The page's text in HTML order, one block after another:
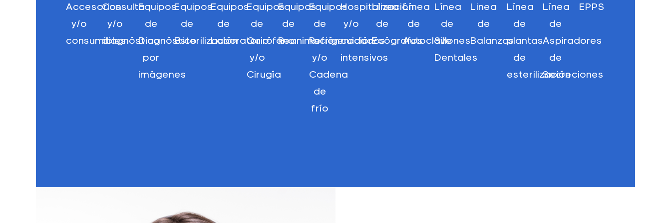
Accesorios
y/o
consumibles
Consulta
y/o
diagnóstico
Equipos
de
Diagnóstico
por
imágenes
Equipos
de
Esterilización
Equipos
de
Laboratorio
Equipos
de
Quirófano
y/o
Cirugía
Equipos
de
Reanimación
Equipos
de
Refrigeración
y/o
Cadena
de
frío
Hospitalización
y/o
cuidados
intensivos
Línea
de
Ecógrafos
Línea
de
Autoclave
Línea
de
Sillones
Dentales
Linea
de
Balanzas
Línea
de
plantas
de
esterilización
Línea
de
Aspiradores
de
Secreciones
EPPS